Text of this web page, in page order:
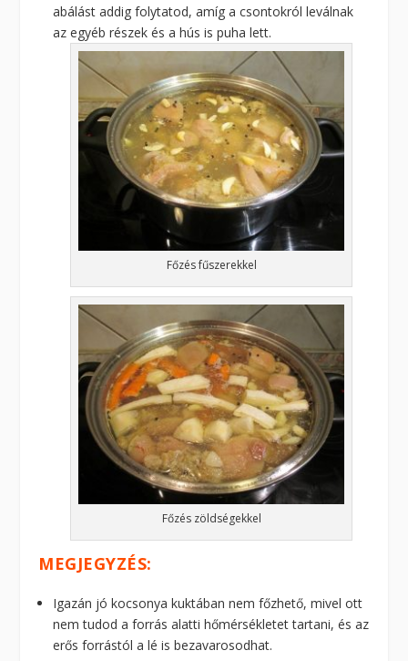
abálást addig folytatod, amíg a csontokról leválnak
az egyéb részek és a hús is puha lett.
Főzés fűszerekkel
Főzés zöldségekkel
MEGJEGYZÉS:
Igazán jó kocsonya kuktában nem főzhető, mivel ott
nem tudod a forrás alatti hőmérsékletet tartani, és az
erős forrástól a lé is bezavarosodhat.